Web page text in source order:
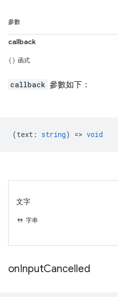
參數
callback
函式
callback 參數如下：
(text : string) => void
文字
字串
onInputCancelled